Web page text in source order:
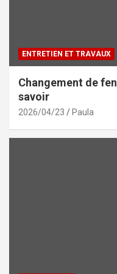
ENTRETIEN ET TRAVAUX
Changement de
savoir
2026/04/23 Paula